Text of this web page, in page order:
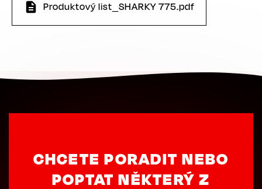
Produktový list_SHARKY 775.pdf
CHCETE PORADIT NEBO
POPTAT NĚKTERÝ Z